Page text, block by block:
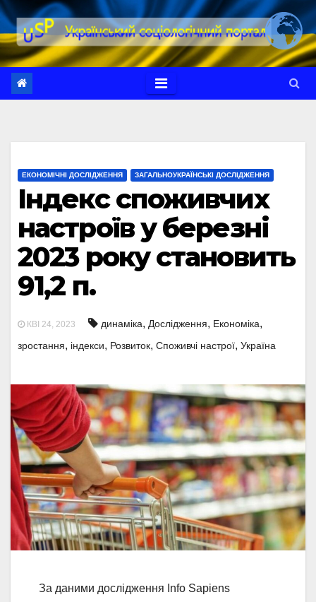
Перейти
до
вмісту
ЕКОНОМІЧНІ ДОСЛІДЖЕННЯ ЗАГАЛЬНОУКРАЇНСЬКІ ДОСЛІДЖЕННЯ
Індекс споживчих
настроїв у березні
2023 року становить
91,2 п.
КВІ 24, 2023 динаміка, Дослідження, Економіка,
зростання, індекси, Розвиток, Споживчі настрої, Україна
За даними дослідження Info Sapiens